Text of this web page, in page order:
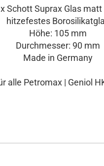
Schott Suprax Glas matt
hitzefestes
Höhe: 105 mm
Durchmesser: 90 mm
Made in Germany
alle Petromax | Geniol